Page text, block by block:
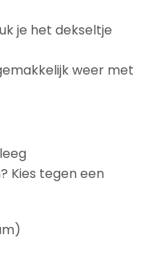
je het dekseltje
weer met
Kies tegen een